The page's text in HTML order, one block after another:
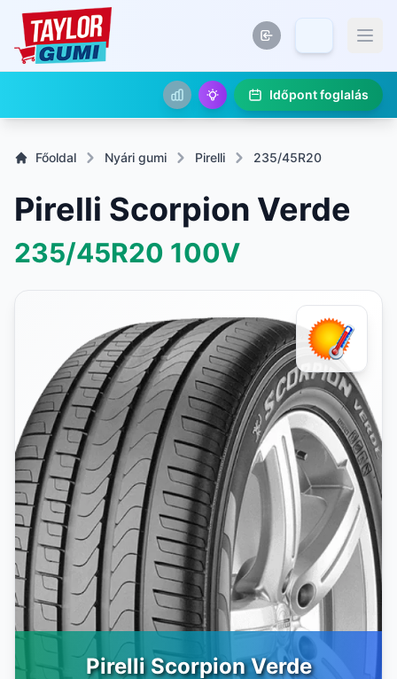
Időpont foglalás
Főoldal Nyári gumi Pirelli 235/45R20
Pirelli Scorpion Verde
235/45R20 100V
Pirelli Scorpion Verde